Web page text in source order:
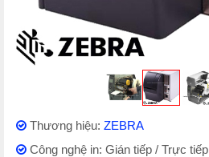
Thương hiệu: ZEBRA
Công nghệ in: Gián tiếp / Trực tiếp